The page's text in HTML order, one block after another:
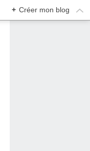
+ Créer mon blog